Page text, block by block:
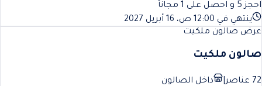
احجز 5 و احصل على 1 مجانأ
ينتهي في 12:00 ص، 16 أبريل 2027
عرض صالون ملكيت
صالون ملكيت
72 عناصر |
داخل الصالون